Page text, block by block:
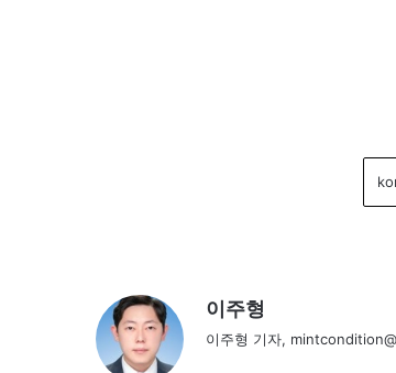
이주형
이주형 기자,